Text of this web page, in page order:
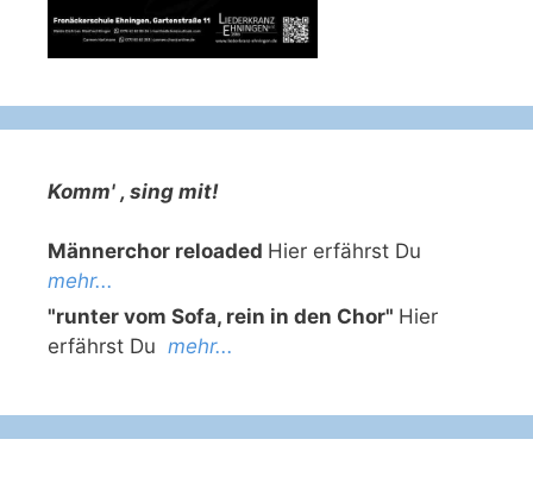
Komm' , sing mit!
Männerchor reloaded Hier erfährst Du
mehr...
"runter vom Sofa, rein in den Chor" Hier
erfährst Du mehr...